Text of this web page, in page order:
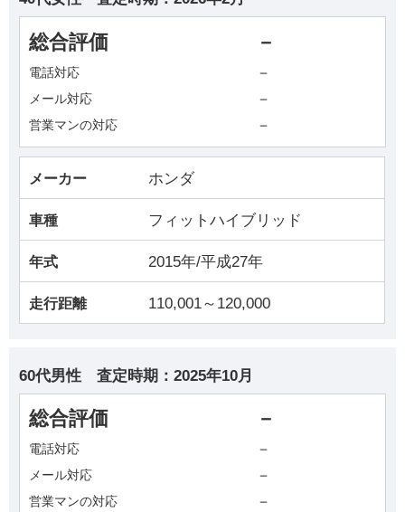
総合評価 －
電話対応 －
メール対応 －
営業マンの対応 －
メーカー ホンダ
車種 フィットハイブリッド
年式 2015年/平成27年
走行距離 110,001～120,000
60代男性 査定時期： 2025年10月
総合評価 －
電話対応 －
メール対応 －
営業マンの対応 －